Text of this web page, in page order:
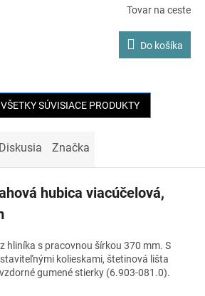
Tovar na ceste
Do košíka
SÚVISIACE PRODUKTY
Diskusia Značka
hubica viacúčelová,
hliníka s pracovnou šírkou 370 mm. S
kolieskami, štetinová lišta
gumené stierky (6.903-081.0).